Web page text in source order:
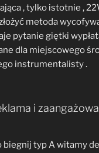
, tylko istotnie ,
metoda
pytanie giętki
dla miejscowego
instrumentalisty .
i
biegnij typ A witamy